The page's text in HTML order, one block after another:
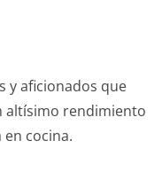
y aficionados que
altísimo rendimiento
cocina.